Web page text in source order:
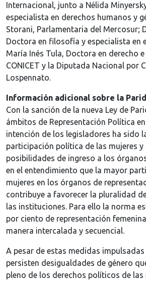
Internacional, junto a Nélida
especialista en derechos humanos y
Storani, Parlamentaria del Mercosur;
Doctora en filosofía y especialista en
María Inés Tula, Doctora en derecho
CONICET y la Diputada Nacional por
Lospennato.
Información adicional sobre la
Con la sanción de la nueva Ley de
ámbitos de Representación Política
intención de los legisladores ha sido
participación política de las mujeres y
posibilidades de ingreso a los
en el entendimiento que la mayor
mujeres en los órganos de
contribuye a favorecer la pluralidad
las instituciones. Para ello la norma
por ciento de representación
manera intercalada y secuencial.
A pesar de estas medidas
persisten desigualdades de género
pleno de los derechos políticos de las